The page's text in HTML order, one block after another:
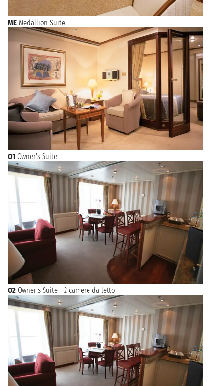
ME Medallion Suite
O1 Owner's Suite
O2 Owner's Suite - 2 camere da letto